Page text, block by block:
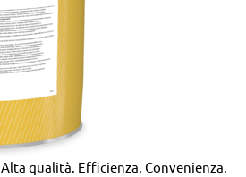
Alta qualità. Efficienza. Convenienza.